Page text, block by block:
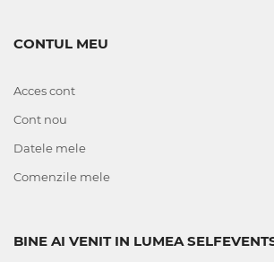
CONTUL MEU
Acces cont
Cont nou
Datele mele
Comenzile mele
BINE AI VENIT IN LUMEA